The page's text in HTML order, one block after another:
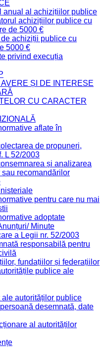
anual al achizițiilor publice
achizițiilor publice cu
de 5000 €
achiziții publice cu
5000 €
privind execuția
ȘI DE INTERESE
CU CARACTER
aflate în
de propuneri,
L 52/2003
și analizarea
recomandărilor
pentru care nu mai
adoptate
Minute
a Legii nr. 52/2003
responsabilă pentru
fundațiilor și federațiilor
publice ale
autorităților publice
desemnată, date
al autorităților